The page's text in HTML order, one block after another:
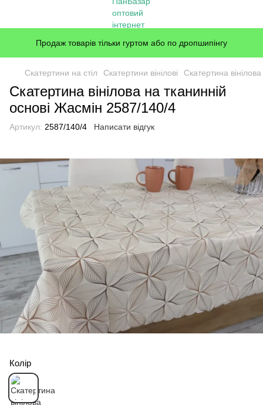
Продаж товарів тільки гуртом або по дропшипінгу
Скатертини на стіл Скатертини вінілові Скатертина
Скатертина вінілова на тканинній
основі Жасмін 2587/140/4
Артикул: 2587/140/4 Написати відгук
Колір